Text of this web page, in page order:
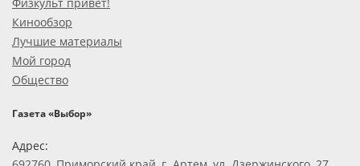
Кинообзор
Лучшие материалы
Мой город
Общество
Газета «Выбор»
Адрес: